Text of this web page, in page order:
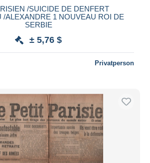
/SUICIDE DE DENFERT
/ALEXANDRE 1 NOUVEAU ROI DE
SERBIE
± 5,76 $
Privatperson